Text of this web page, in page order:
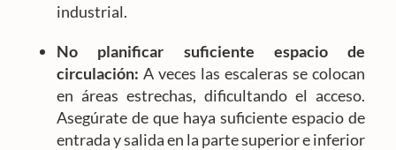
industrial.
No planificar suficiente espacio de
circulación: A veces las escaleras se colocan
en áreas estrechas, dificultando el acceso.
Asegúrate de que haya suficiente espacio de
entrada y salida en la parte superior e inferior